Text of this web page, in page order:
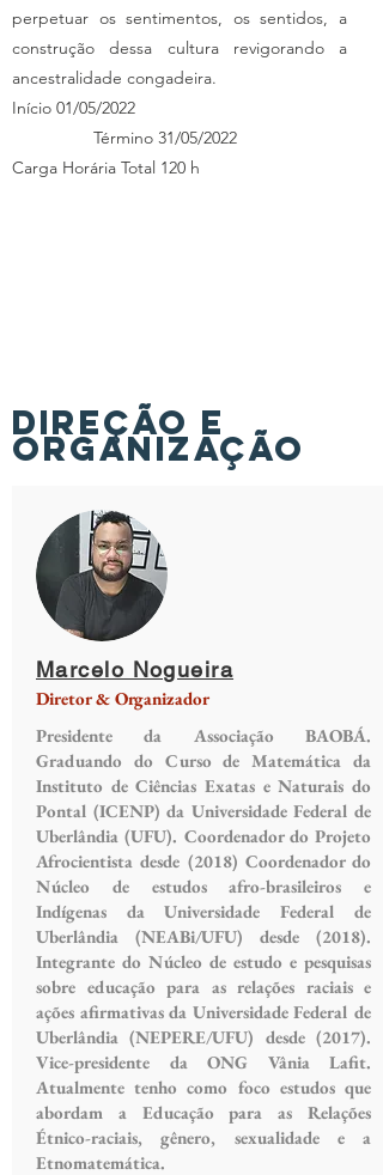
perpetuar os sentimentos, os sentidos, a
construção dessa cultura revigorando a
ancestralidade congadeira.
Início 01/05/2022
Término 31/05/2022
Carga Horária Total 120 h
DIREÇÃO E
ORGANIZAÇÃO
Marcelo Nogueira
Diretor & Organizador
Presidente da Associação BAOBÁ.
Graduando do Curso de Matemática da
Instituto de Ciências Exatas e Naturais do
Pontal (ICENP) da Universidade Federal de
Uberlândia (UFU). Coordenador do Projeto
Afrocientista desde (2018) Coordenador do
Núcleo de estudos afro-brasileiros e
Indígenas da Universidade Federal de
Uberlândia (NEABi/UFU) desde (2018).
Integrante do Núcleo de estudo e pesquisas
sobre educação para as relações raciais e
ações afirmativas da Universidade Federal de
Uberlândia (NEPERE/UFU) desde (2017).
Vice-presidente da ONG Vânia Lafit.
Atualmente tenho como foco estudos que
abordam a Educação para as Relações
Étnico-raciais, gênero, sexualidade e a
Etnomatemática.